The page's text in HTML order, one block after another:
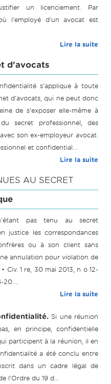
un licenciement. Par
l'employé d'un avocat est
Lire la suite
d'avocats
s'applique à toute
d'avocats, qui ne peut donc
de s'exposer elle-même à
secret professionnel, des
son ex-employeur avocat.
et confidential...
Lire la suite
AU SECRET
pas tenu au secret
justice les correspondances
ou à son client sans
annulation pour violation de
Civ. 1 re, 30 mai 2013, n o 12-
20....
Lire la suite
Si une réunion
en principe, confidentielle
participent à la réunion, il en
a été conclu entre
dans un cadre légal de
l'Ordre du 19 d...